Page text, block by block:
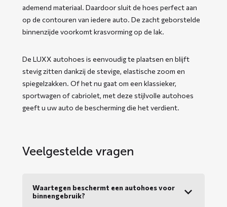
ademend materiaal. Daardoor sluit de hoes perfect aan
op de contouren van iedere auto. De zacht geborstelde
binnenzijde voorkomt krasvorming op de lak.
De LUXX autohoes is eenvoudig te plaatsen en blijft
stevig zitten dankzij de stevige, elastische zoom en
spiegelzakken. Of het nu gaat om een klassieker,
sportwagen of cabriolet, met deze stijlvolle autohoes
geeft u uw auto de bescherming die het verdient.
Veelgestelde vragen
Waartegen beschermt een autohoes voor
binnengebruik?